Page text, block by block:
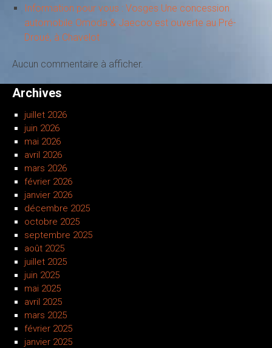
Information pour vous : Vosges Une concession
automobile Omoda & Jaecoo est ouverte au Pré-
Droué, à Chavelot
Aucun commentaire à afficher.
Archives
juillet 2026
juin 2026
mai 2026
avril 2026
mars 2026
février 2026
janvier 2026
décembre 2025
octobre 2025
septembre 2025
août 2025
juillet 2025
juin 2025
mai 2025
avril 2025
mars 2025
février 2025
janvier 2025